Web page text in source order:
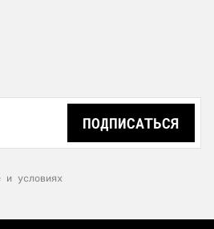
ПОДПИСАТЬСЯ
и условиях